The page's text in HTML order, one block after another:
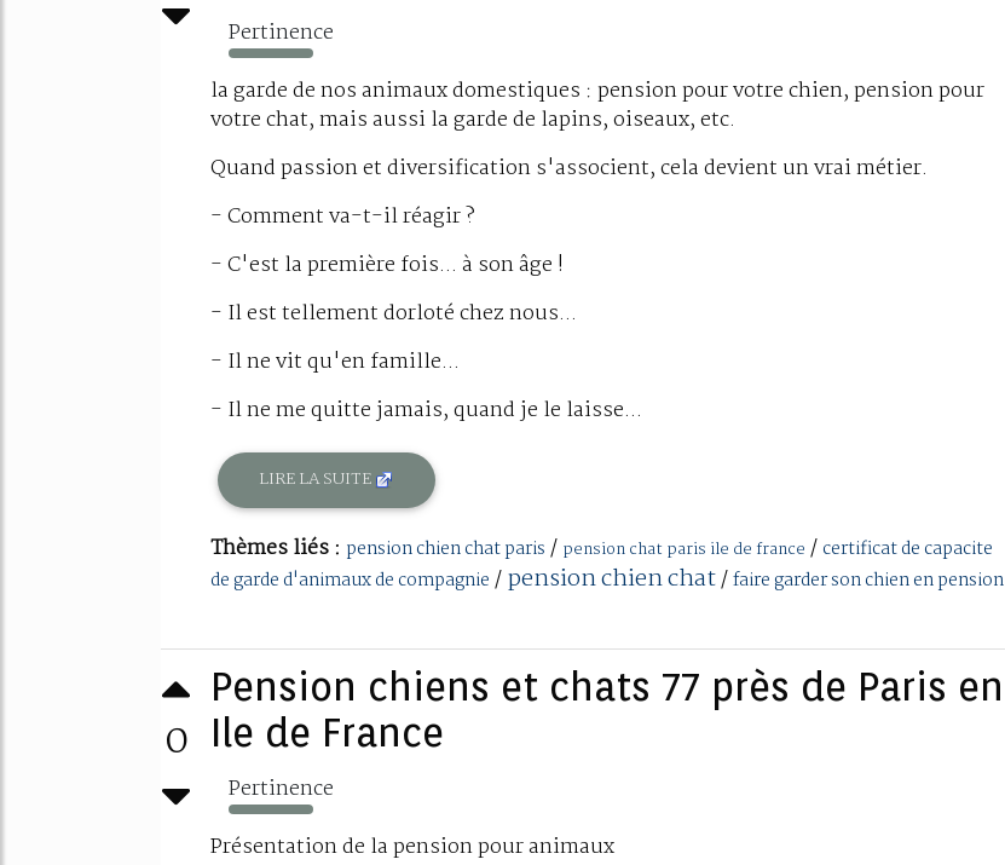
Pertinence
861%
la garde de nos animaux domestiques : pension pour votre chien, pension pour
votre chat, mais aussi la garde de lapins, oiseaux, etc.
Quand passion et diversification s'associent, cela devient un vrai métier.
- Comment va-t-il réagir ?
- C'est la première fois... à son âge !
- Il est tellement dorloté chez nous...
- Il ne vit qu'en famille...
- Il ne me quitte jamais, quand je le laisse...
LIRE LA SUITE
Thèmes liés : pension chien chat paris / pension chat paris ile de france / certificat de capacite
de garde d'animaux de compagnie /pension chien chat/faire garder son chien en pension
0
Pension chiens et chats 77 près de Paris en
Ile de France
Pertinence
857%
Présentation de la pension pour animaux